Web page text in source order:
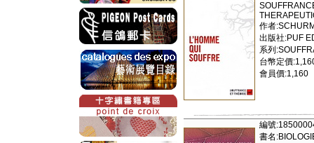
作者
出版社:PUF
系列
台幣定價
會員價:1,160
編號
書名